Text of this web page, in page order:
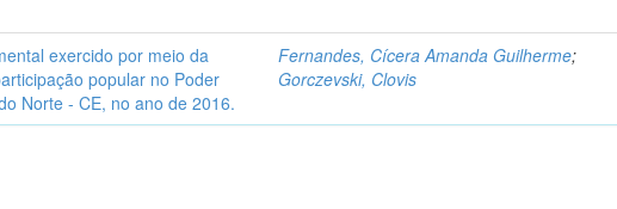
exercido por meio da
popular no Poder
Norte - CE, no ano de 2016.
Fernandes, Cícera Amanda Guilherme;
Gorczevski, Clovis